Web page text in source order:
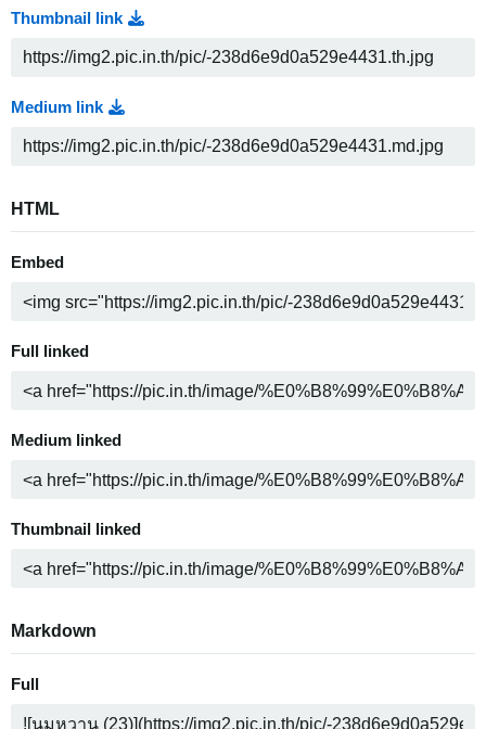
Thumbnail link
Medium link
HTML
Embed
Full linked
Medium linked
Thumbnail linked
Markdown
Full